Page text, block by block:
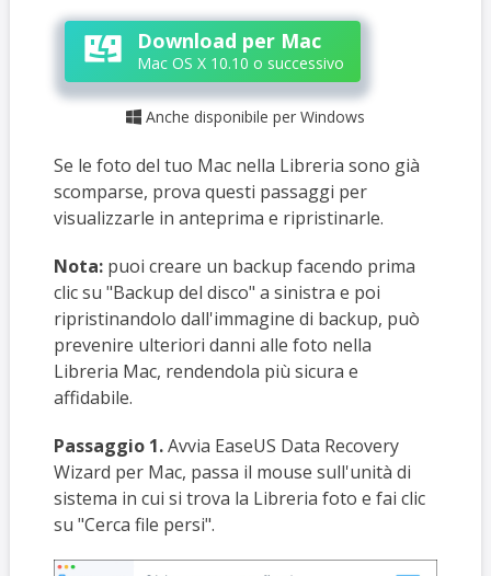
Download per Mac
Mac OS X 10.10 o successivo
 Anche disponibile per Windows
Se le foto del tuo Mac nella Libreria sono già
scomparse, prova questi passaggi per
visualizzarle in anteprima e ripristinarle.
Nota:puoi creare un backup facendo prima
clic su "Backup del disco" a sinistra e poi
ripristinandolo dall'immagine di backup, può
prevenire ulteriori danni alle foto nella
Libreria Mac, rendendola più sicura e
affidabile.
Passaggio 1.Avvia EaseUS Data Recovery
Wizard per Mac, passa il mouse sull'unità di
sistema in cui si trova la Libreria foto e fai clic
su "Cerca file persi".